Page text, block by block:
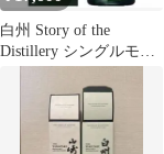
白州 Story of the
Distillery シングルモル